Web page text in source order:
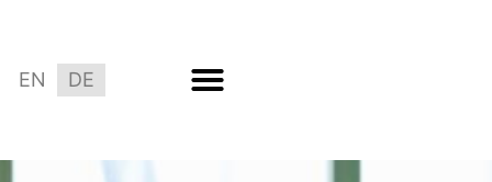
EN DE